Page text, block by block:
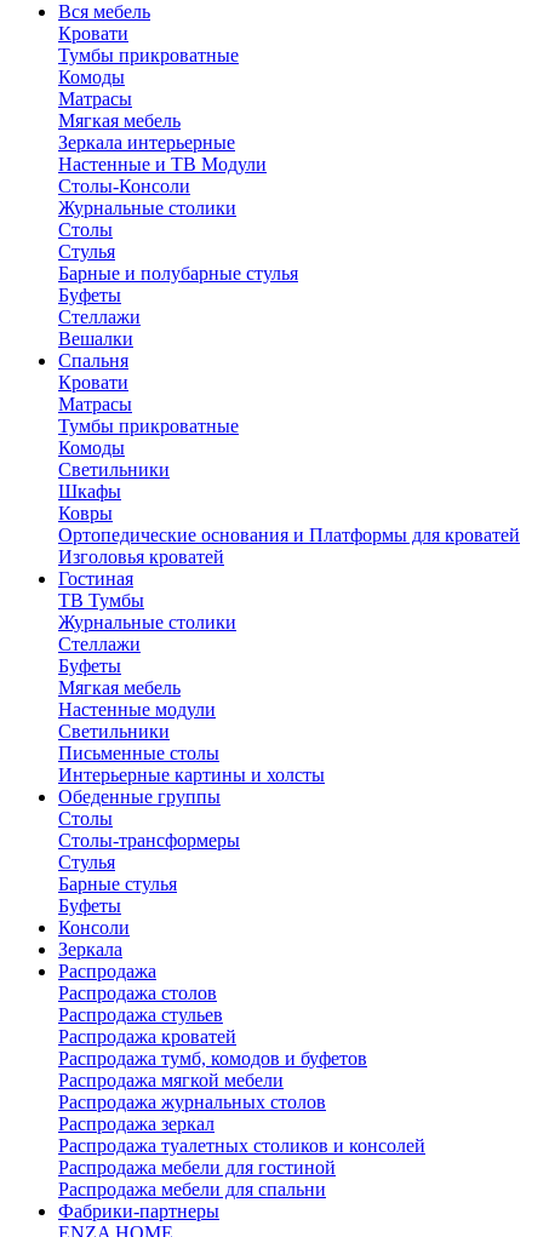
Вся мебель
Кровати
Тумбы прикроватные
Комоды
Матрасы
Мягкая мебель
Зеркала интерьерные
Настенные и ТВ Модули
Столы-Консоли
Журнальные столики
Столы
Стулья
Барные и полубарные стулья
Буфеты
Стеллажи
Вешалки
Cпальня
Кровати
Матрасы
Тумбы прикроватные
Комоды
Светильники
Шкафы
Ковры
Ортопедические основания и Платформы для кроватей
Изголовья кроватей
Гостиная
ТВ Тумбы
Журнальные столики
Стеллажи
Буфеты
Мягкая мебель
Настенные модули
Светильники
Письменные столы
Интерьерные картины и холсты
Обеденные группы
Столы
Столы-трансформеры
Стулья
Барные стулья
Буфеты
Консоли
Зеркала
Распродажа
Распродажа столов
Распродажа стульев
Распродажа кроватей
Распродажа тумб, комодов и буфетов
Распродажа мягкой мебели
Распродажа журнальных столов
Распродажа зеркал
Распродажа туалетных столиков и консолей
Распродажа мебели для гостиной
Распродажа мебели для спальни
Фабрики-партнеры
ENZA HOME